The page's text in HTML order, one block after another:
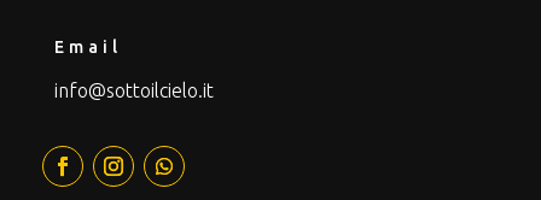
Email
info@sottoilcielo.it